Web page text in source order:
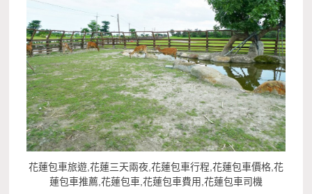
花蓮包車旅遊,花蓮三天兩夜,花蓮包車行程,花蓮包車價格,花
蓮包車推薦,花蓮包車,花蓮包車費用,花蓮包車司機